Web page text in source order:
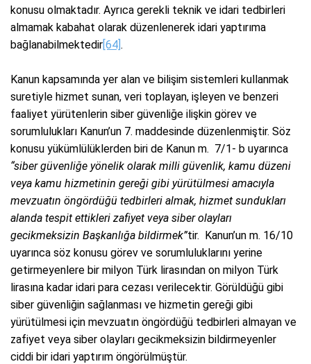
konusu olmaktadır. Ayrıca gerekli teknik ve idari tedbirleri
almamak kabahat olarak düzenlenerek idari yaptırıma
bağlanabilmektedir[64] .
Kanun kapsamında yer alan ve bilişim sistemleri kullanmak
suretiyle hizmet sunan, veri toplayan, işleyen ve benzeri
faaliyet yürütenlerin siber güvenliğe ilişkin görev ve
sorumlulukları Kanun’un 7. maddesinde düzenlenmiştir. Söz
konusu yükümlülüklerden biri de Kanun m. 7/1- b uyarınca
“siber güvenliğe yönelik olarak milli güvenlik, kamu düzeni
veya kamu hizmetinin gereği gibi yürütülmesi amacıyla
mevzuatın öngördüğü tedbirleri almak, hizmet sundukları
alanda tespit ettikleri zafiyet veya siber olayları
gecikmeksizin Başkanlığa bildirmek”tir. Kanun’un m. 16/10
uyarınca söz konusu görev ve sorumluluklarını yerine
getirmeyenlere bir milyon Türk lirasından on milyon Türk
lirasına kadar idari para cezası verilecektir. Görüldüğü gibi
siber güvenliğin sağlanması ve hizmetin gereği gibi
yürütülmesi için mevzuatın öngördüğü tedbirleri almayan ve
zafiyet veya siber olayları gecikmeksizin bildirmeyenler
ciddi bir idari yaptırım öngörülmüştür.